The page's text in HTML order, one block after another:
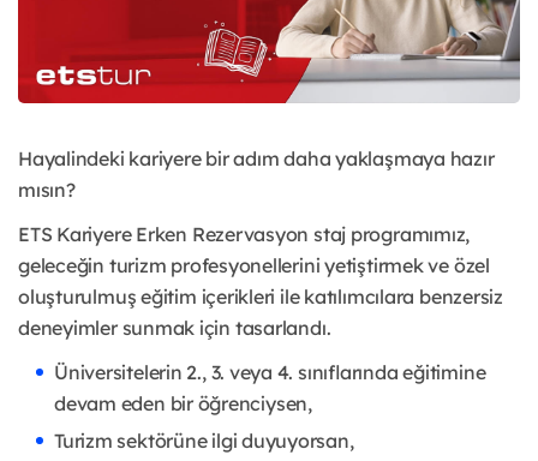
Hayalindeki kariyere bir adım daha yaklaşmaya hazır
mısın?
ETS Kariyere Erken Rezervasyon staj programımız,
geleceğin turizm profesyonellerini yetiştirmek ve özel
oluşturulmuş eğitim içerikleri ile katılımcılara benzersiz
deneyimler sunmak için tasarlandı.
Üniversitelerin 2., 3. veya 4. sınıflarında eğitimine
devam eden bir öğrenciysen,
Turizm sektörüne ilgi duyuyorsan,